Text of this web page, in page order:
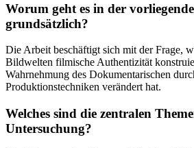
Worum geht es in der
grundsätzlich?
Die Arbeit beschäftigt sich mit der Frage,
Bildwelten filmische Authentizität
Wahrnehmung des Dokumentarischen
Produktionstechniken verändert hat.
Welches sind die zentralen
Untersuchung?